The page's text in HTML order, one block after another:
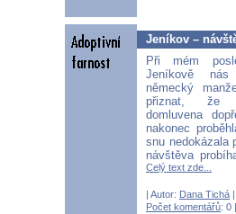
Jeníkov –
Při mém
Jeníkově
německý
přiznat, že
domluvena
nakonec
snu nedokázala
návštěva
Celý text zde...
| Autor: Dana Tichá
Počet komentářů: 0